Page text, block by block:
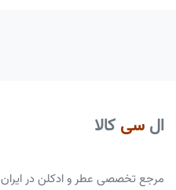
ال سی کالا
مرجع تخصصی عطر و ادکلن در ایران